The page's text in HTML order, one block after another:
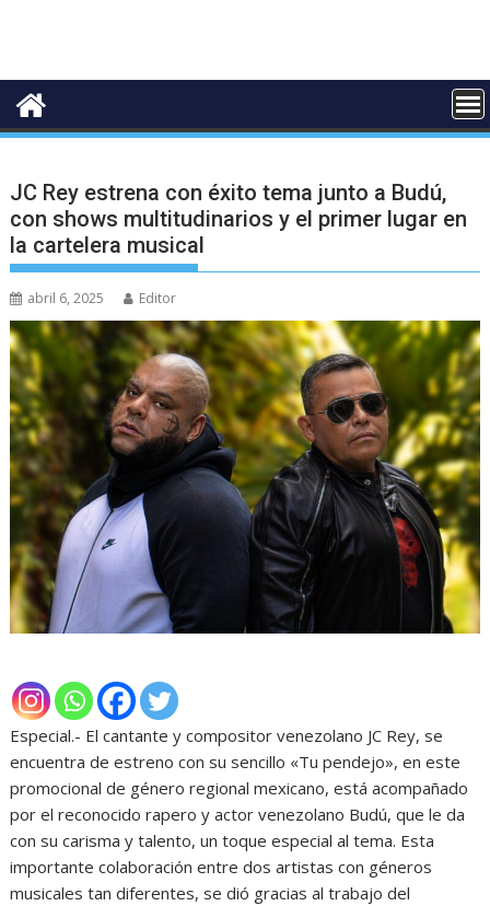
JC Rey estrena con éxito tema junto a Budú,
con shows multitudinarios y el primer lugar en
la cartelera musical
abril 6, 2025 Editor
Especial.- El cantante y compositor venezolano JC Rey, se
encuentra de estreno con su sencillo «Tu pendejo», en este
promocional de género regional mexicano, está acompañado
por el reconocido rapero y actor venezolano Budú, que le da
con su carisma y talento, un toque especial al tema. Esta
importante colaboración entre dos artistas con géneros
musicales tan diferentes, se dió gracias al trabajo del